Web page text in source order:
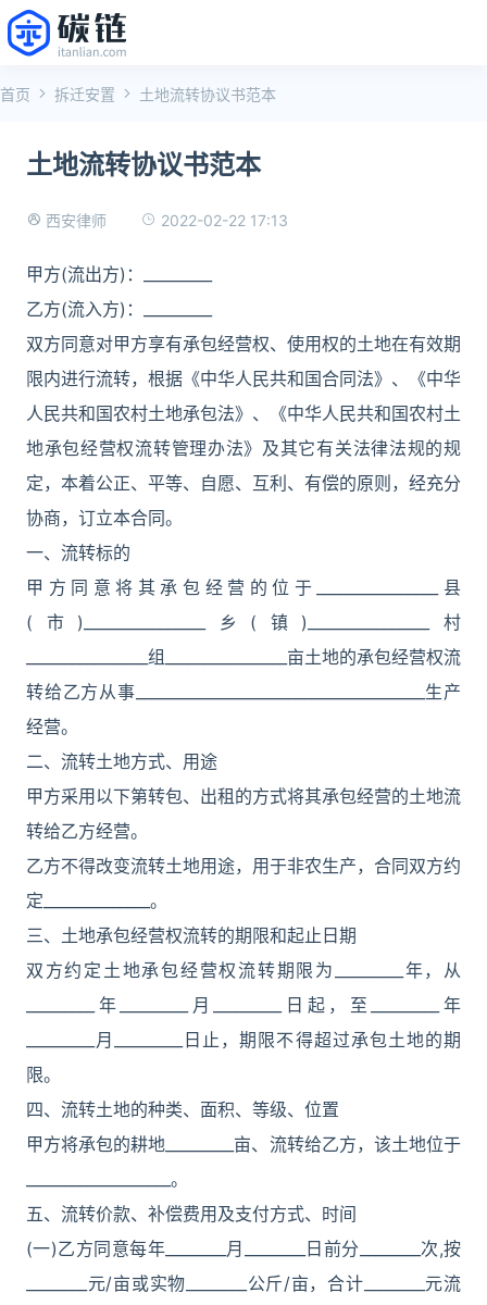
首页 拆迁安置 土地流转协议书范本
土地流转协议书范本
西安律师 2022-02-22 17:13
甲方(流出方)：_________
乙方(流入方)：_________
双方同意对甲方享有承包经营权、使用权的土地在有效期
限内进行流转，根据《中华人民共和国合同法》、《中华
人民共和国农村土地承包法》、《中华人民共和国农村土
地承包经营权流转管理办法》及其它有关法律法规的规
定，本着公正、平等、自愿、互利、有偿的原则，经充分
协商，订立本合同。
一、流转标的
甲方同意将其承包经营的位于________________县
(市)________________乡(镇)________________村
________________组________________亩土地的承包经营权流
转给乙方从事______________________________________生产
经营。
二、流转土地方式、用途
甲方采用以下第转包、出租的方式将其承包经营的土地流
转给乙方经营。
乙方不得改变流转土地用途，用于非农生产，合同双方约
定______________。
三、土地承包经营权流转的期限和起止日期
双方约定土地承包经营权流转期限为_________年，从
_________年_________月_________日起，至_________年
_________月_________日止，期限不得超过承包土地的期
限。
四、流转土地的种类、面积、等级、位置
甲方将承包的耕地_________亩、流转给乙方，该土地位于
___________________。
五、流转价款、补偿费用及支付方式、时间
(一)乙方同意每年________月________日前分________次,按
________元/亩或实物________公斤/亩，合计________元流